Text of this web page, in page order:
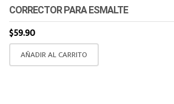
CORRECTOR PARA ESMALTE
$59.90
AÑADIR AL CARRITO